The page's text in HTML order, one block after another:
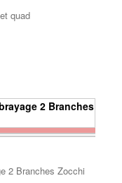
quad
2 Branches Zocchi